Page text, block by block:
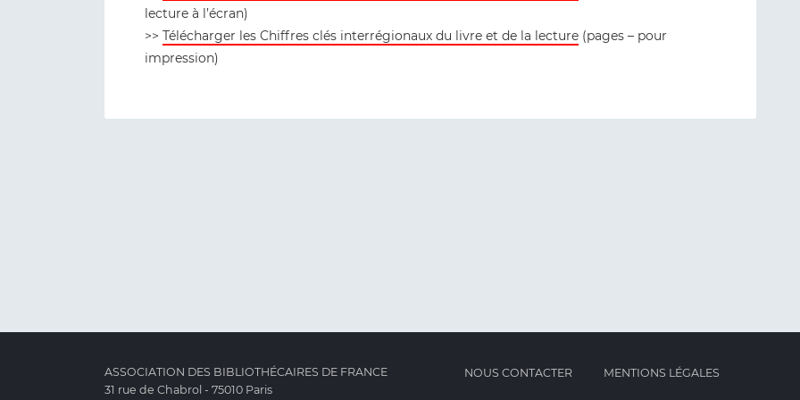
lecture à l’écran)
>> Télécharger les Chiffres clés interrégionaux du livre et de la lecture (pages – pour
impression)
ASSOCIATION DES BIBLIOTHÉCAIRES DE FRANCE
31 rue de Chabrol - 75010 Paris
NOUS CONTACTER MENTIONS LÉGALES